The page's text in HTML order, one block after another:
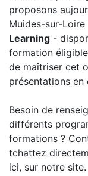
proposons
Muides-sur-
Learning -
formation
de maîtriser cet
présentations en
Besoin de
différents
formations ?
tchattez
ici, sur notre site.